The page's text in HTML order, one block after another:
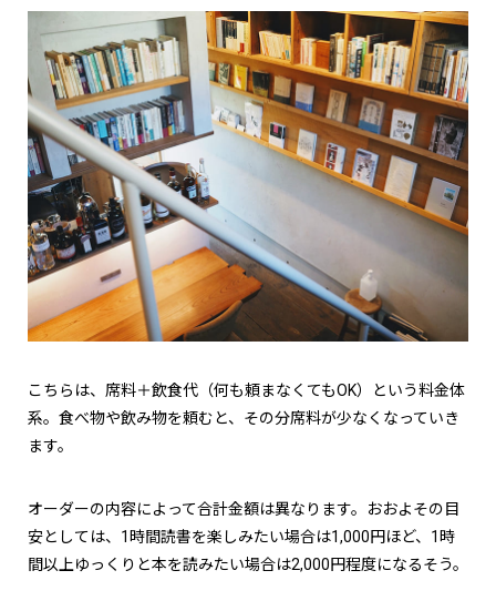
こちらは、席料＋飲食代（何も頼まなくてもOK）という料金体
系。食べ物や飲み物を頼むと、その分席料が少なくなっていき
ます。
オーダーの内容によって合計金額は異なります。おおよその目
安としては、1時間読書を楽しみたい場合は1,000円ほど、1時
間以上ゆっくりと本を読みたい場合は2,000円程度になるそう。